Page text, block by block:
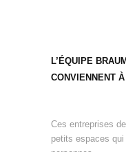
L’ÉQUIPE
CONVIENNENT
Ces entreprises
petits espaces